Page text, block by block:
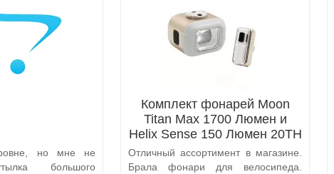
но мне не
большого
Комплект фонарей Moon
Titan Max 1700 Люмен и
Helix Sense 150 Люмен 20TH
Anniversary Edition
Отличный ассортимент в магазине.
Брала фонари для велосипеда.